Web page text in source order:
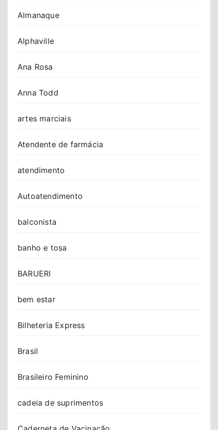
Almanaque
Alphaville
Ana Rosa
Anna Todd
artes marciais
Atendente de farmácia
atendimento
Autoatendimento
balconista
banho e tosa
BARUERI
bem estar
Bilheteria Express
Brasil
Brasileiro Feminino
cadeia de suprimentos